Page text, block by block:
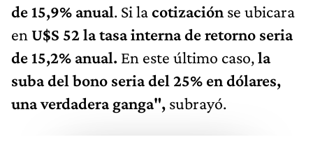
de 15,9% anual. Si lacotización se ubicara
en U$S 52 la tasa interna de retorno seria
de 15,2% anual. En este último caso,la
suba del bono seria del 25% en dólares,
una verdadera ganga", subrayó.